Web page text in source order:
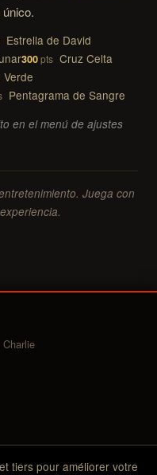
Estrella de David
300 Cruz Celta
Verde
Pentagrama de Sangre
en el menú de ajustes
Juega con
tiers pour améliorer votre